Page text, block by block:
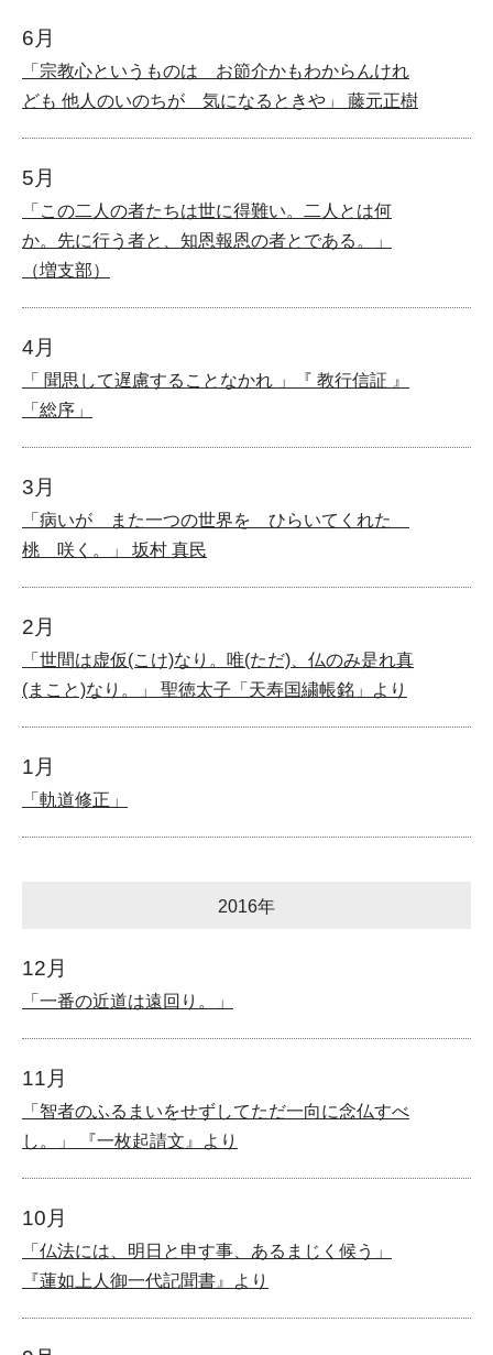
6月
「宗教心というものは お節介かもわからんけれ
ども 他人のいのちが 気になるときや」 藤元正樹
5月
「この二人の者たちは世に得難い。二人とは何
か。先に行う者と、知恩報恩の者とである。」
（増支部）
4月
「 聞思して遅慮することなかれ 」『 教行信証 』
「総序」
3月
「病いが また一つの世界を ひらいてくれた
桃 咲く。」 坂村 真民
2月
「世間は虚仮(こけ)なり。唯(ただ)、仏のみ是れ真
(まこと)なり。」 聖徳太子「天寿国繍帳銘」より
1月
「軌道修正」
2016年
12月
「一番の近道は遠回り。」
11月
「智者のふるまいをせずしてただ一向に念仏すべ
し。」 『一枚起請文』より
10月
「仏法には、明日と申す事、あるまじく候う」
『蓮如上人御一代記聞書』より